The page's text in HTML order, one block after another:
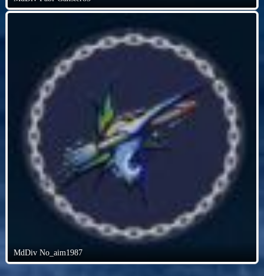
MdDiv No_aim1987